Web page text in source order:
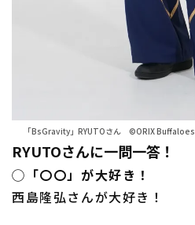
「BsGravity」RYUTOさん ©ORIX Buffaloes
RYUTOさんに一問一答！
◯「〇〇」が大好き！
西島隆弘さんが大好き！